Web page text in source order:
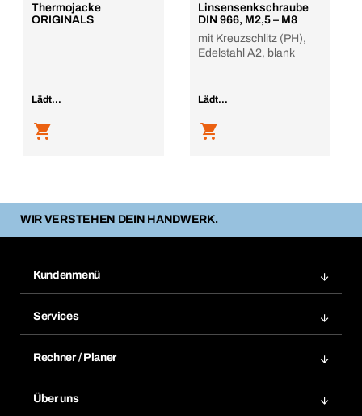
Thermojacke
ORIGINALS
Lädt...
Linsensenkschraube
DIN 966, M2,5 – M8
mit Kreuzschlitz (PH),
Edelstahl A2, blank
Lädt...
WIR VERSTEHEN DEIN HANDWERK.
Kundenmenü
Rechnungen
Daueraufträge
Merklisten
Services
Elektronischer Datenaustausch
Rechner / Planer
Über uns